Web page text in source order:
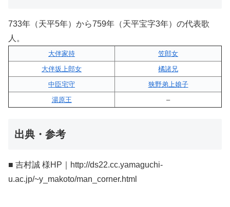
733年（天平5年）から759年（天平宝字3年）の代表歌
人。
大伴家持
笠郎女
大伴坂上郎女
橘諸兄
中臣宅守
狭野弟上娘子
湯原王
–
出典・参考
■ 吉村誠 様HP｜http://ds22.cc.yamaguchi-
u.ac.jp/~y_makoto/man_corner.html